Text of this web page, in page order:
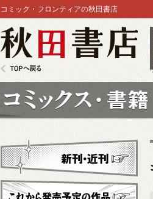
コミック・フロンティアの秋田書店
新刊・近刊